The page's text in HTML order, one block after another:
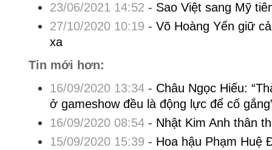
23/06/2021 14:52 - Sao Việt sang Mỹ
27/10/2020 10:19 - Võ Hoàng Yến giữ
xa
Tin mới hơn:
16/09/2020 13:34- Châu Ngọc Hiếu:
ở gameshow đều là động lực để cố
16/09/2020 08:54- Nhật Kim Anh thân
15/09/2020 15:39 - Hoa hậu Phạm Huệ